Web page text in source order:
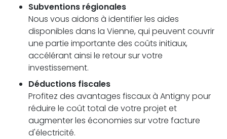
Subventions régionales
Nous vous aidons à identifier les aides
disponibles dans la Vienne, qui peuvent couvrir
une partie importante des coûts initiaux,
accélérant ainsi le retour sur votre
investissement.
Déductions fiscales
Profitez des avantages fiscaux à Antigny pour
réduire le coût total de votre projet et
augmenter les économies sur votre facture
d'électricité.